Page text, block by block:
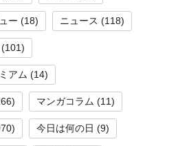
ー (18) ニュース (118)
アム (14)
マンガコラム (11)
今日は何の日 (9)